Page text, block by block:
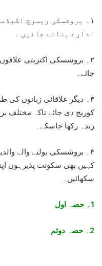
۱۔ بروشسکی ریسرچ
ادارے بنائے جائیں ۔
۲۔ بروشسکی اکثریتی
جائے۔
۳۔ دیگر علاقائی زبانوں
کوریج دی جائے تاکہ مختلف
زندہ رکھا جاسکے۔
۴۔ بروشسکی بولنے والے
کہیں بھی سکونت پذیرہوں
سکھائیں۔
1۔ حصہ اول
2۔ حصہ دوئم